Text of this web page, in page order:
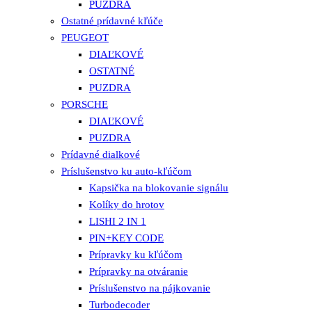
PUZDRA
Ostatné prídavné kľúče
PEUGEOT
DIAĽKOVÉ
OSTATNÉ
PUZDRA
PORSCHE
DIAĽKOVÉ
PUZDRA
Prídavné dialkové
Príslušenstvo ku auto-kľúčom
Kapsička na blokovanie signálu
Kolíky do hrotov
LISHI 2 IN 1
PIN+KEY CODE
Prípravky ku kľúčom
Prípravky na otváranie
Príslušenstvo na pájkovanie
Turbodecoder